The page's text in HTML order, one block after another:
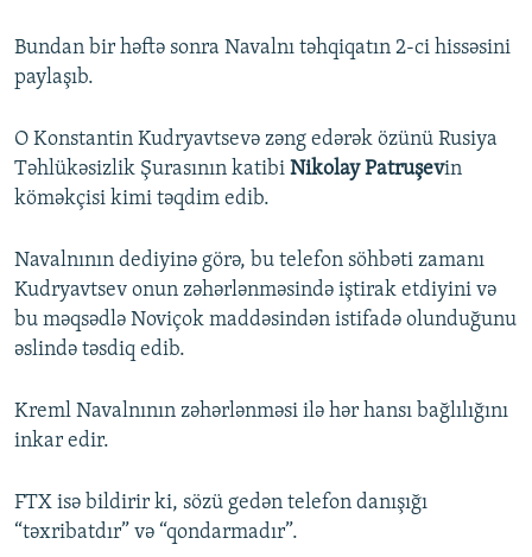
Bundan bir həftə sonra Navalnı təhqiqatın 2-ci hissəsini
paylaşıb.
O Konstantin Kudryavtsevə zəng edərək özünü Rusiya
Təhlükəsizlik Şurasının katibi Nikolay Patruşevin
köməkçisi kimi təqdim edib.
Navalnının dediyinə görə, bu telefon söhbəti zamanı
Kudryavtsev onun zəhərlənməsində iştirak etdiyini və
bu məqsədlə Noviçok maddəsindən istifadə olunduğunu
əslində təsdiq edib.
Kreml Navalnının zəhərlənməsi ilə hər hansı bağlılığını
inkar edir.
FTX isə bildirir ki, sözü gedən telefon danışığı
“təxribatdır” və “qondarmadır”.